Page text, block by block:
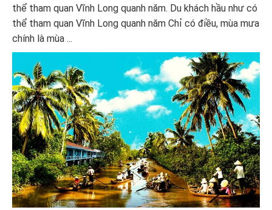
thể tham quan Vĩnh Long quanh năm. Du khách hầu như có
thể tham quan Vĩnh Long quanh năm Chỉ có điều, mùa mưa
chính là mùa ...